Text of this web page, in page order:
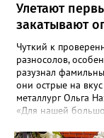
Улетают
закатывают
Чуткий к
разносолов,
разузнал
они острые на
металлург Ольга
«Для нашей